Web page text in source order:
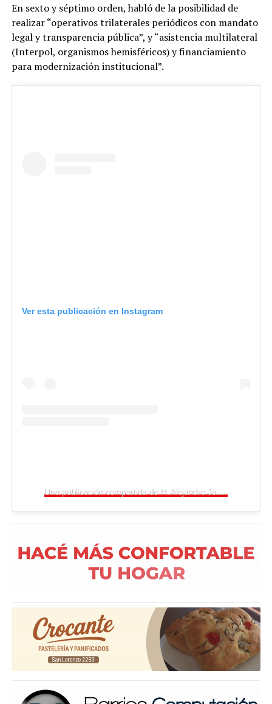
En sexto y séptimo orden, habló de la posibilidad de
realizar “operativos trilaterales periódicos con mandato
legal y transparencia pública”, y “asistencia multilateral
(Interpol, organismos hemisféricos) y financiamiento
para modernización institucional”.
Ver esta publicación en Instagram
Una publicación compartida de H. Alejandro Jabornicky (@alejandrojabornicky)